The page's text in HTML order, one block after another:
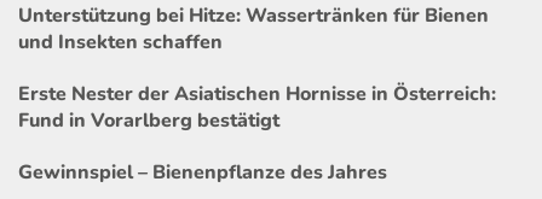
Unterstützung bei Hitze: Wassertränken für Bienen
und Insekten schaffen
Erste Nester der Asiatischen Hornisse in Österreich:
Fund in Vorarlberg bestätigt
Gewinnspiel – Bienenpflanze des Jahres